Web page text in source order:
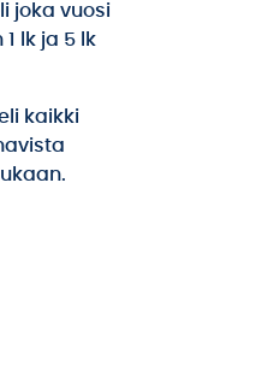
joka vuosi
lk ja 5 lk
kaikki